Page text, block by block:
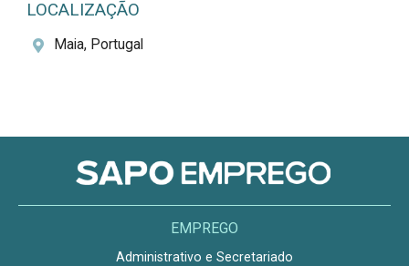
LOCALIZAÇÃO
Maia, Portugal
EMPREGO
Administrativo e Secretariado